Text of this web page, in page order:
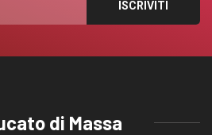
di Massa